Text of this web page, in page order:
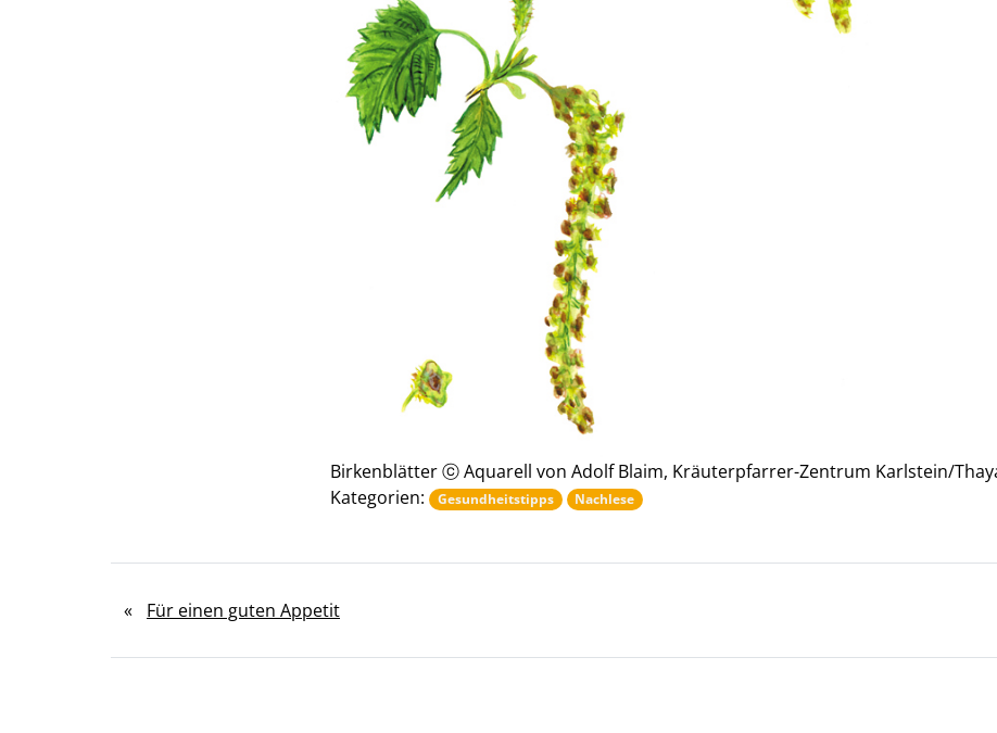
Birkenblätter ⓒ Aquarell von Adolf Blaim, Kräuterpfarrer-Zentrum Karlstein/
Kategorien:
Gesundheitstipps Nachlese
« Für einen guten Appetit